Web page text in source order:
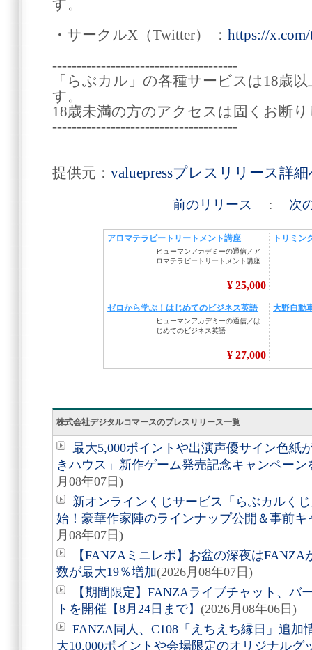
す。
・サークルX（Twitter） ： https://
--------------------------------------
「らぶカル」の各種サービスは18歳
す。
18歳未満の方のアクセスは固くお断
--------------------------------------
提供元： valuepressプレスリリース詳
前のリリース : 次
株式会社デジタルコマースのプレスリリース一覧
最大5,000ポイントや出演声優サイン色紙
きハウス」新作ゲーム発売記念キャンペー
月08年07日)
新オンラインくじサービス「らぶカルく
始！豪華作家陣のラインナップ公開＆事前
月08年07日)
【FANZAミニレポ】お盆の深夜は
数が最大19％増加(2026月08年07日)
【期間限定】FANZAライブチャット、バ
トを開催【8月24日まで】 (2026月08年06日)
FANZA同人、C108「えちえち縁日」追加
大10,000ポイントや会場限定のオリジナルグ